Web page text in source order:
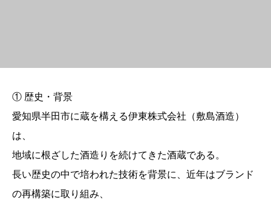
① 歴史・背景
愛知県半田市に蔵を構える伊東株式会社（敷島酒造）
は、
地域に根ざした酒造りを続けてきた酒蔵である。
長い歴史の中で培われた技術を背景に、近年はブランド
の再構築に取り組み、